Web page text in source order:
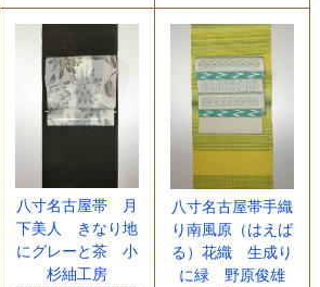
八寸名古屋帯 月
下美人 きなり地
にグレーと茶 小
杉紬工房
八寸名古屋帯手織
り南風原（はえば
る）花織 生成り
に緑 野原俊雄